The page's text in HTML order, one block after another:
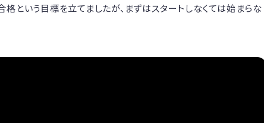
という目標を立てましたが、まずはスタートしなくては始まらな